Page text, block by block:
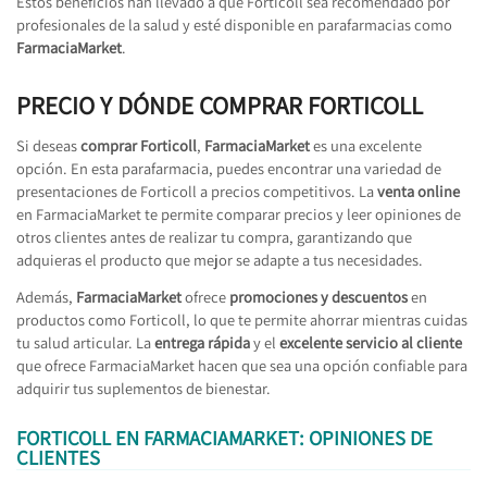
profesionales de la salud y esté disponible en parafarmacias como
FarmaciaMarket.
PRECIO Y DÓNDE COMPRAR FORTICOLL
Si deseascomprar Forticoll, FarmaciaMarketes una excelente
opción. En esta parafarmacia, puedes encontrar una variedad de
presentaciones de Forticoll a precios competitivos. Laventa online
en FarmaciaMarket te permite comparar precios y leer opiniones de
otros clientes antes de realizar tu compra, garantizando que
adquieras el producto que mejor se adapte a tus necesidades.
Además, FarmaciaMarketofrece promociones y descuentosen
productos como Forticoll, lo que te permite ahorrar mientras cuidas
tu salud articular. Laentrega rápiday el excelente servicio al cliente
que ofrece FarmaciaMarket hacen que sea una opción confiable para
adquirir tus suplementos de bienestar.
FORTICOLL EN FARMACIAMARKET: OPINIONES DE
CLIENTES